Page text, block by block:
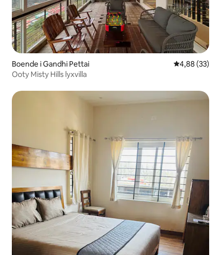
Boende i Gandhi Pettai 4,88 av 5 i
4,88 (33)
Ooty Misty Hills lyxvilla